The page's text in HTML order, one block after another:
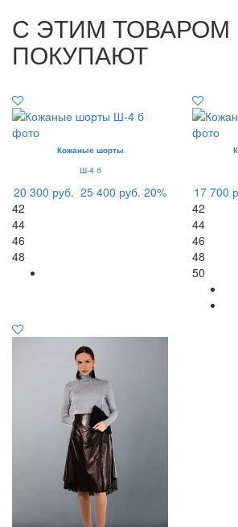
С ЭТИМ ТОВАРОМ
ПОКУПАЮТ
Кожаные шорты
Ш-4 б
20 300 руб. 25 400 руб. 20%
42
44
46
48
17 700
42
44
46
48
50